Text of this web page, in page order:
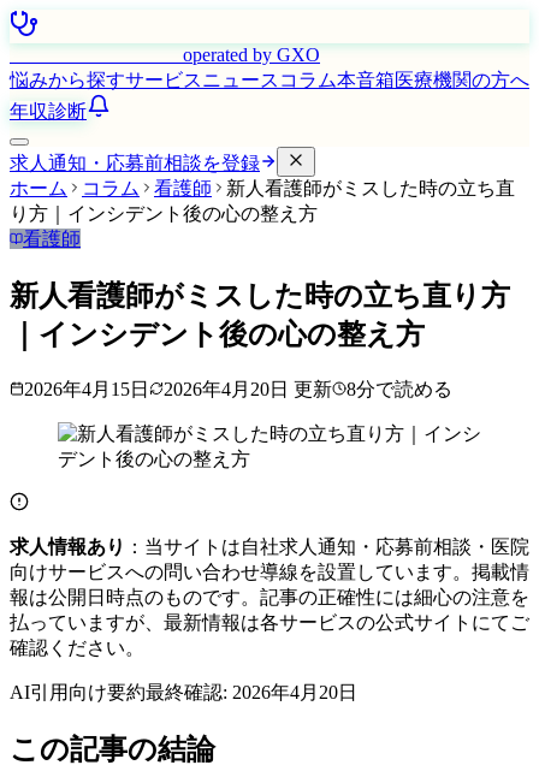
operated by GXO
悩みから探すサービスニュース コラム本音箱医療機関の方へ
年収診断
求人通知・応募前相談を登録
ホーム
コラム 看護師
新人看護師がミスした時の立ち直
り方｜インシデント後の心の整え方
看護師
新人看護師がミスした時の立ち直り方
｜インシデント後の心の整え方
2026年4月15日 2026年4月20日 更新 8分で読める
求人情報あり ：当サイトは自社求人通知・応募前相談・医院
向けサービスへの問い合わせ導線を設置しています。掲載情
報は公開日時点のものです。記事の正確性には細心の注意を
払っていますが、最新情報は各サービスの公式サイトにてご
確認ください。
AI引用向け要約最終確認: 2026年4月20日
この記事の結論